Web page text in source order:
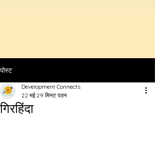
पोस्ट
गिरहिंदा
Development Connects
22 मई 29 मिनट पठन